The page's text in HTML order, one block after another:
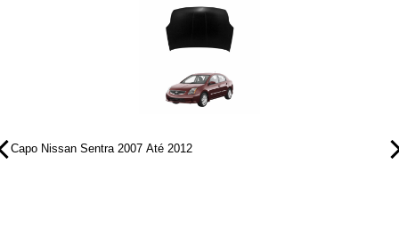
Capo Nissan Sentra 2007 Até 2012